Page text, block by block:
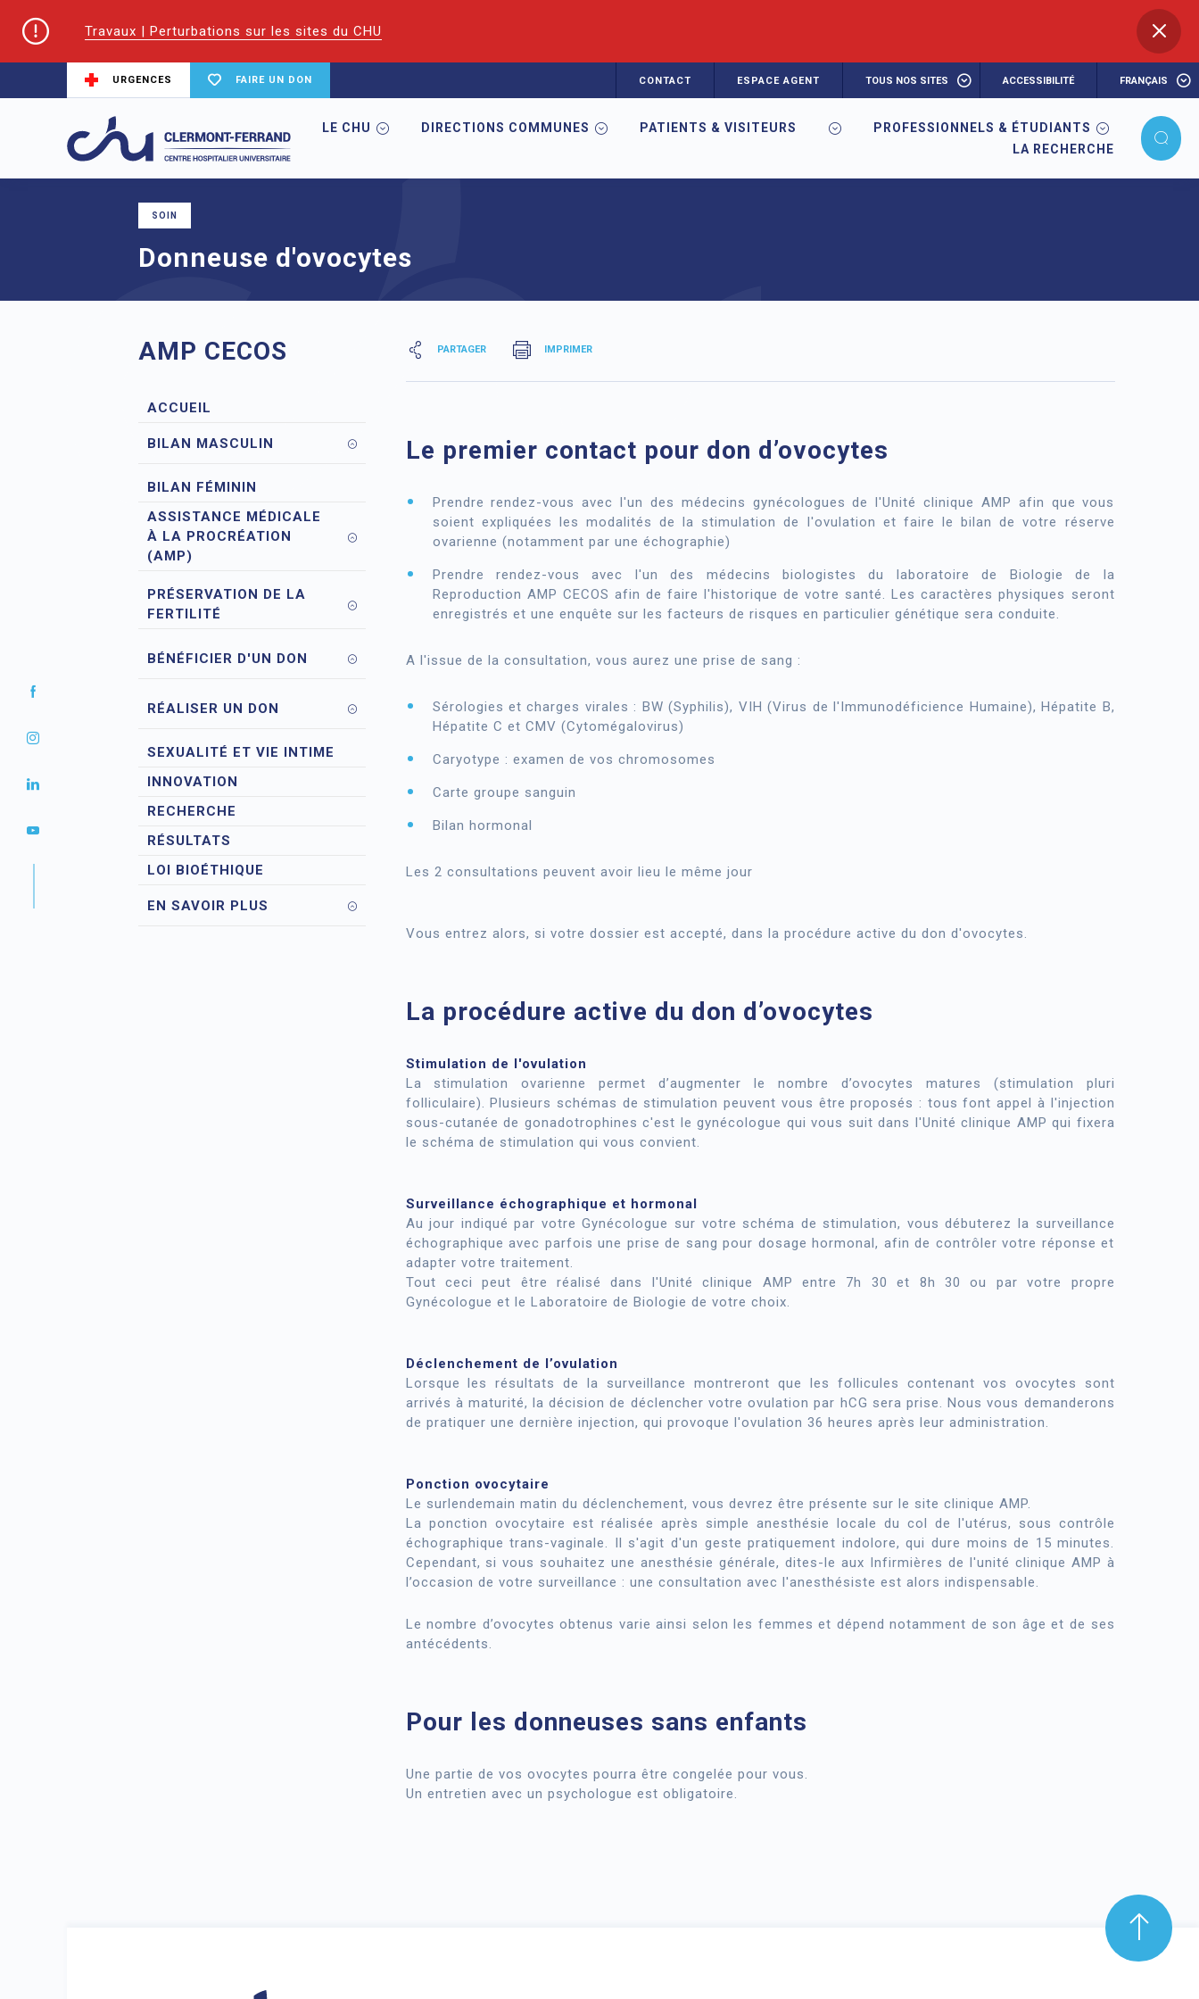
Travaux | Perturbations sur les sites du CHU
URGENCES FAIRE UN DON CONTACT ESPACE AGENT TOUS NOS SITES ACCESSIBILITÉ FRANÇAIS
LE CHU DIRECTIONS COMMUNES PATIENTS & VISITEURS
PROFESSIONNELS & ÉTUDIANTS
LA RECHERCHE
Accueil Trouver un service du CHU AMP CECOS Donneuse d'ovocytes
SOIN
Donneuse d'ovocytes
AMP CECOS
ACCUEIL
BILAN MASCULIN
BILAN FÉMININ
ASSISTANCE MÉDICALE
À LA PROCRÉATION
(AMP)
PRÉSERVATION DE LA
FERTILITÉ
BÉNÉFICIER D'UN DON
RÉALISER UN DON
SEXUALITÉ ET VIE INTIME
INNOVATION
RECHERCHE
RÉSULTATS
LOI BIOÉTHIQUE
EN SAVOIR PLUS
PARTAGER IMPRIMER
Le premier contact pour don d’ovocytes
Prendre rendez-vous avec l'un des médecins gynécologues de l'Unité clinique AMP afin que vous
soient expliquées les modalités de la stimulation de l'ovulation et faire le bilan de votre réserve
ovarienne (notamment par une échographie)
Prendre rendez-vous avec l'un des médecins biologistes du laboratoire de Biologie de la
Reproduction AMP CECOS afin de faire l'historique de votre santé. Les caractères physiques seront
enregistrés et une enquête sur les facteurs de risques en particulier génétique sera conduite.
A l'issue de la consultation, vous aurez une prise de sang :
Sérologies et charges virales : BW (Syphilis), VIH (Virus de l'Immunodéficience Humaine), Hépatite B,
Hépatite C et CMV (Cytomégalovirus)
Caryotype : examen de vos chromosomes
Carte groupe sanguin
Bilan hormonal
Les 2 consultations peuvent avoir lieu le même jour
Vous entrez alors, si votre dossier est accepté, dans la procédure active du don d'ovocytes.
La procédure active du don d’ovocytes
Stimulation de l'ovulation
La stimulation ovarienne permet d’augmenter le nombre d’ovocytes matures (stimulation pluri
folliculaire). Plusieurs schémas de stimulation peuvent vous être proposés : tous font appel à l'injection
sous-cutanée de gonadotrophines c'est le gynécologue qui vous suit dans l'Unité clinique AMP qui fixera
le schéma de stimulation qui vous convient.
Surveillance échographique et hormonal
Au jour indiqué par votre Gynécologue sur votre schéma de stimulation, vous débuterez la surveillance
échographique avec parfois une prise de sang pour dosage hormonal, afin de contrôler votre réponse et
adapter votre traitement.
Tout ceci peut être réalisé dans l'Unité clinique AMP entre 7h 30 et 8h 30 ou par votre propre
Gynécologue et le Laboratoire de Biologie de votre choix.
Déclenchement de l’ovulation
Lorsque les résultats de la surveillance montreront que les follicules contenant vos ovocytes sont
arrivés à maturité, la décision de déclencher votre ovulation par hCG sera prise. Nous vous demanderons
de pratiquer une dernière injection, qui provoque l'ovulation 36 heures après leur administration.
Ponction ovocytaire
Le surlendemain matin du déclenchement, vous devrez être présente sur le site clinique AMP.
La ponction ovocytaire est réalisée après simple anesthésie locale du col de l'utérus, sous contrôle
échographique trans-vaginale. Il s'agit d'un geste pratiquement indolore, qui dure moins de 15 minutes.
Cependant, si vous souhaitez une anesthésie générale, dites-le aux Infirmières de l'unité clinique AMP à
l’occasion de votre surveillance : une consultation avec l'anesthésiste est alors indispensable.
Le nombre d’ovocytes obtenus varie ainsi selon les femmes et dépend notamment de son âge et de ses
antécédents.
Pour les donneuses sans enfants
Une partie de vos ovocytes pourra être congelée pour vous.
Un entretien avec un psychologue est obligatoire.